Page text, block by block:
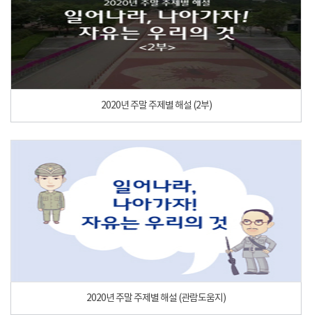
2020년 주말 주제별 해설 (2부)
2020년 주말 주제별 해설 (관람도움지)